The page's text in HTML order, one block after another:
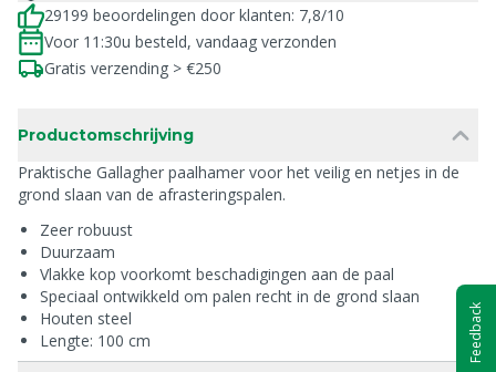
29199 beoordelingen door klanten: 7,8/10
Voor 11:30u besteld, vandaag verzonden
Gratis verzending > €250
Productomschrijving
Praktische Gallagher paalhamer voor het veilig en netjes in de
grond slaan van de afrasteringspalen.
Zeer robuust
Duurzaam
Vlakke kop voorkomt beschadigingen aan de paal
Speciaal ontwikkeld om palen recht in de grond slaan
Houten steel
Lengte: 100 cm
Feedback